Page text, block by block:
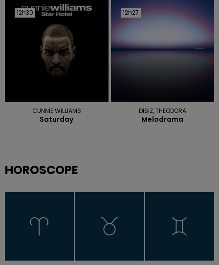
12h30
12h30
CUNNIE WILLIAMS
Saturday
12h27
12h27
DISIZ, THEODORA
Melodrama
HOROSCOPE